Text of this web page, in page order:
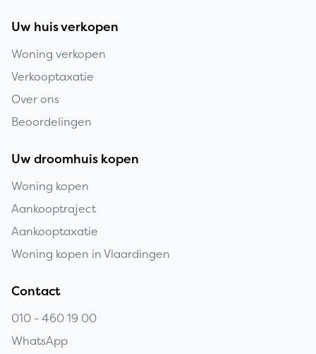
Uw huis verkopen
Woning verkopen
Verkooptaxatie
Over ons
Beoordelingen
Uw droomhuis kopen
Woning kopen
Aankooptraject
Aankooptaxatie
Woning kopen in Vlaardingen
Contact
010 - 460 19 00
WhatsApp